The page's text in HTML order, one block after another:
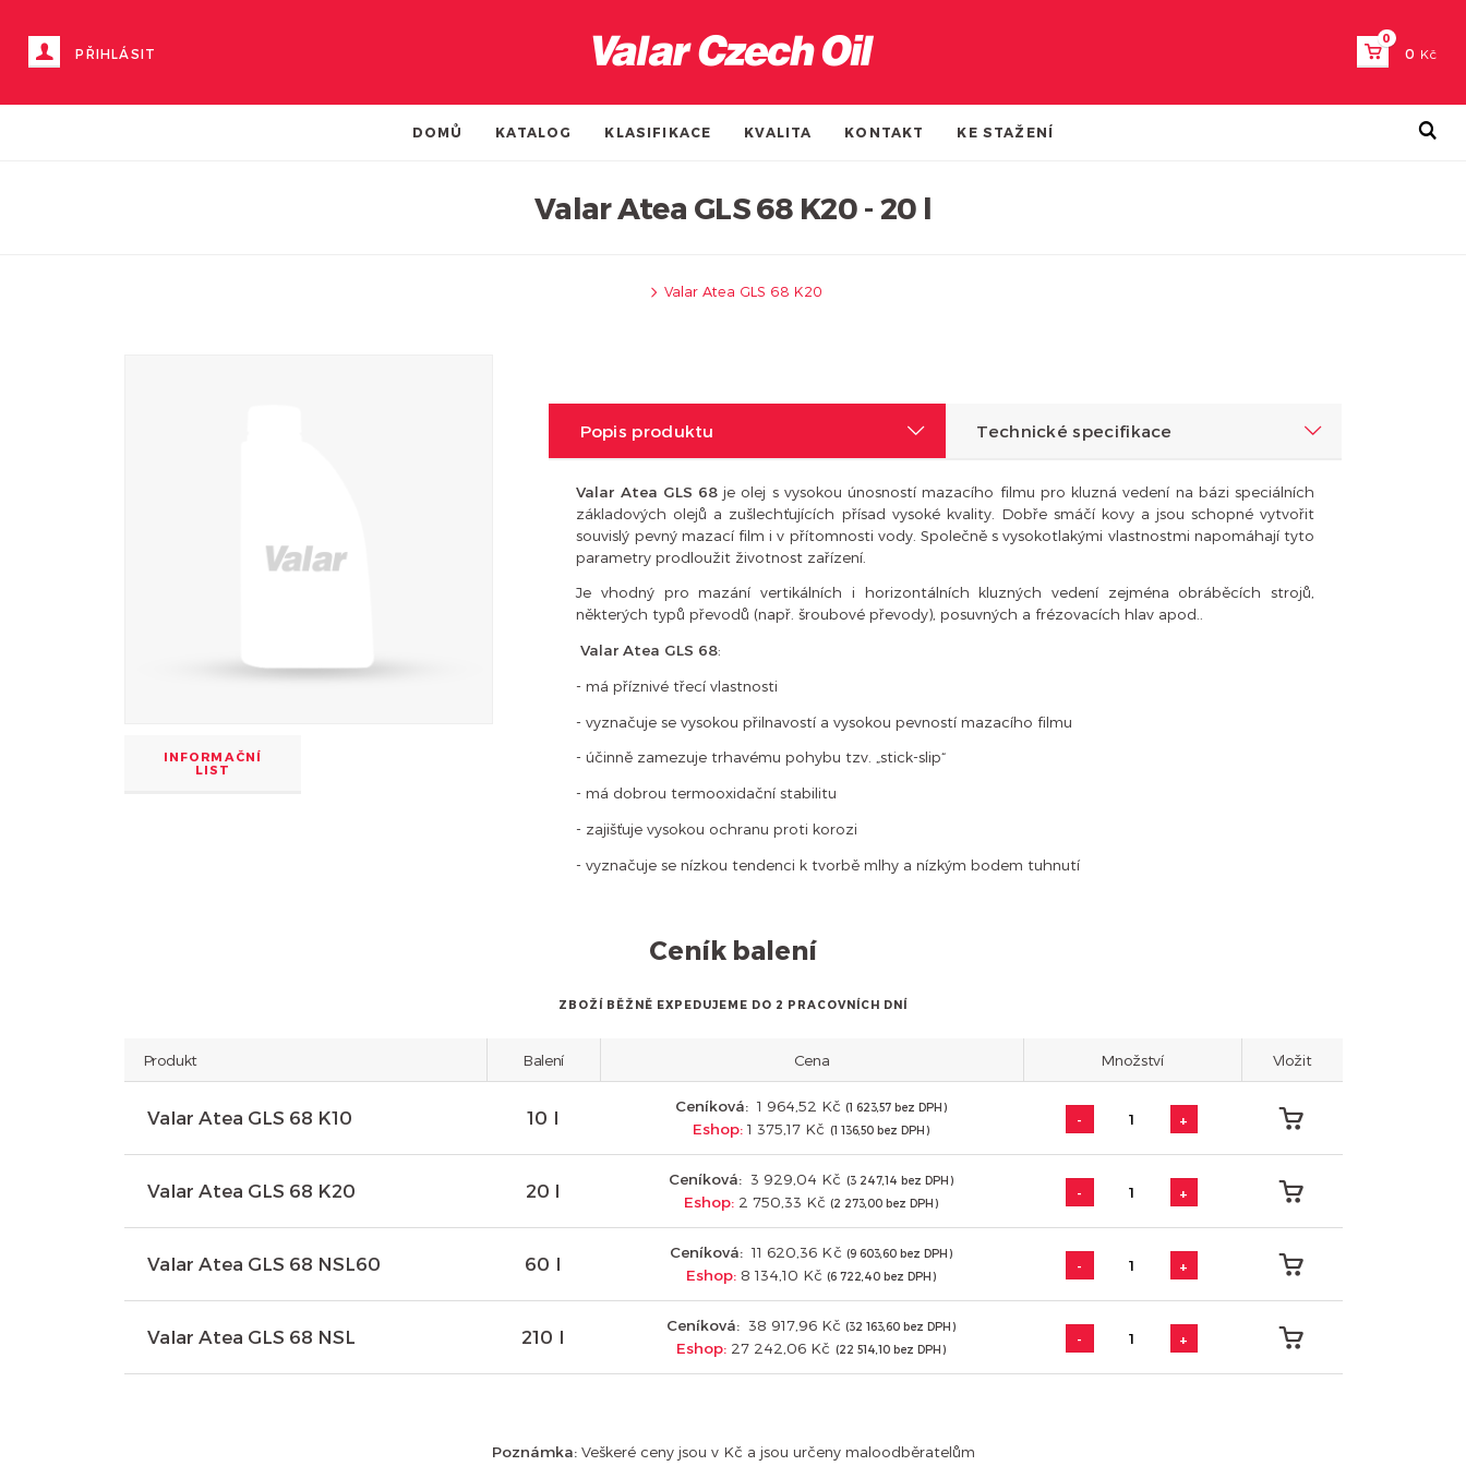
PŘIHLÁSIT
0
0 Kč
DOMŮ KATALOG KLASIFIKACE KVALITA KONTAKT KE STAŽENÍ
Valar Atea GLS 68 K20 - 20 l
Valar Atea GLS 68 K20
INFORMAČNÍ
LIST
Popis produktu Technické specifikace
Valar Atea GLS 68 je olej s vysokou únosností mazacího filmu pro kluzná vedení na bázi speciálních
základových olejů a zušlechťujících přísad vysoké kvality. Dobře smáčí kovy a jsou schopné vytvořit
souvislý pevný mazací film i v přítomnosti vody. Společně s vysokotlakými vlastnostmi napomáhají tyto
parametry prodloužit životnost zařízení.
Je vhodný pro mazání vertikálních i horizontálních kluzných vedení zejména obráběcích strojů,
některých typů převodů (např. šroubové převody), posuvných a frézovacích hlav apod..
Valar Atea GLS 68:
- má příznivé třecí vlastnosti
- vyznačuje se vysokou přilnavostí a vysokou pevností mazacího filmu
- účinně zamezuje trhavému pohybu tzv. „stick-slip“
- má dobrou termooxidační stabilitu
- zajišťuje vysokou ochranu proti korozi
- vyznačuje se nízkou tendenci k tvorbě mlhy a nízkým bodem tuhnutí
Ceník balení
ZBOŽÍ BĚŽNĚ EXPEDUJEME DO 2 PRACOVNÍCH DNÍ
Produkt Balení Cena Množství Vložit
Valar Atea GLS 68 K10 10 l
Ceníková: 1 964,52 Kč(1 623,57 bez DPH)
Eshop: 1 375,17 Kč (1 136,50 bez DPH)
- +
Valar Atea GLS 68 K20 20 l
Ceníková: 3 929,04 Kč (3 247,14 bez DPH)
Eshop:2 750,33 Kč(2 273,00 bez DPH)
- +
Valar Atea GLS 68 NSL60 60 l
Ceníková: 11 620,36 Kč (9 603,60 bez DPH)
Eshop:8 134,10 Kč(6 722,40 bez DPH)
- +
Valar Atea GLS 68 NSL 210 l
Ceníková: 38 917,96 Kč(32 163,60 bez DPH)
Eshop: 27 242,06 Kč (22 514,10 bez DPH)
- +
Poznámka:Veškeré ceny jsou v Kč a jsou určeny maloodběratelům